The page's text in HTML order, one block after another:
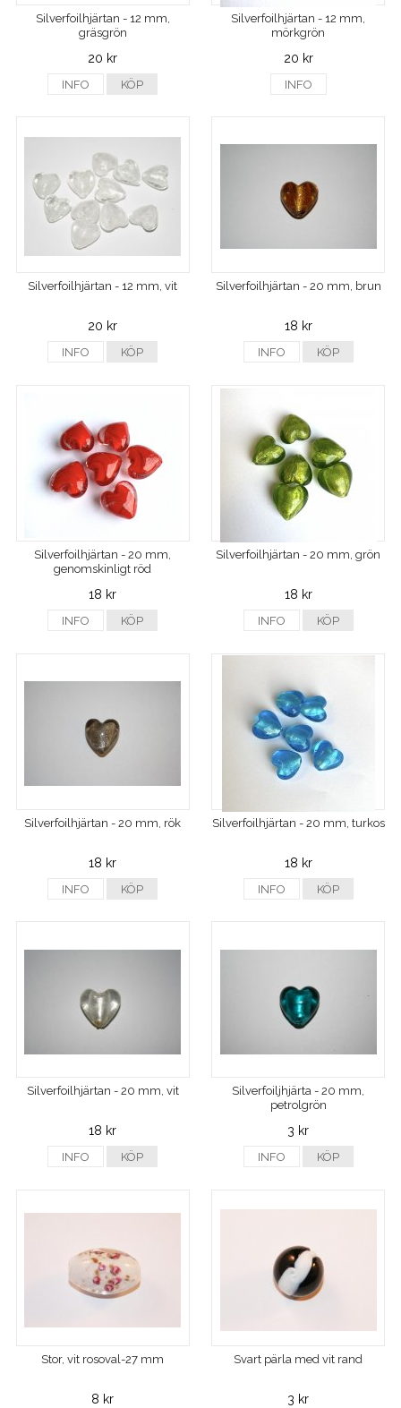
Silverfoilhjärtan - 12 mm,
gräsgrön
20 kr
INFO KÖP
Silverfoilhjärtan - 12 mm,
mörkgrön
20 kr
INFO
Silverfoilhjärtan - 12 mm, vit
20 kr
INFO KÖP
Silverfoilhjärtan - 20 mm, brun
18 kr
INFO KÖP
Silverfoilhjärtan - 20 mm,
genomskinligt röd
18 kr
INFO KÖP
Silverfoilhjärtan - 20 mm, grön
18 kr
INFO KÖP
Silverfoilhjärtan - 20 mm, rök
18 kr
INFO KÖP
Silverfoilhjärtan - 20 mm, turkos
18 kr
INFO KÖP
Silverfoilhjärtan - 20 mm, vit
18 kr
INFO KÖP
Silverfoiljhjärta - 20 mm,
petrolgrön
3 kr
INFO KÖP
Stor, vit rosoval-27 mm
8 kr
Svart pärla med vit rand
3 kr